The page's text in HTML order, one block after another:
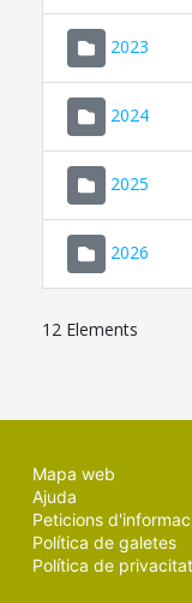
2023
2024
2025
2026
12 Elements
Mapa web
Ajuda
Peticions
Política de galetes
Política de privacitat